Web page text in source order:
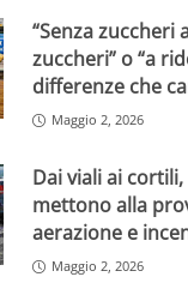
“Senza zuccheri
zuccheri” o “a
differenze che
Maggio 2, 2026
Dai viali ai
mettono alla
aerazione e
Maggio 2, 2026